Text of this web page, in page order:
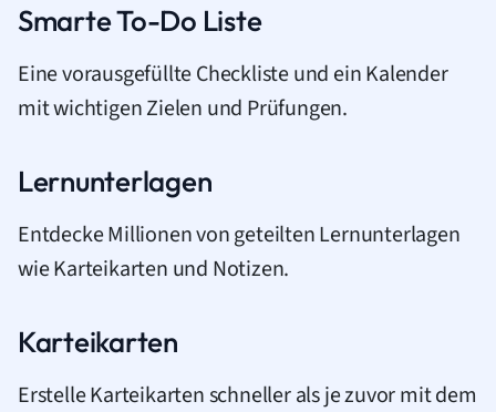
Smarte To-Do Liste
Eine vorausgefüllte Checkliste und ein Kalender
mit wichtigen Zielen und Prüfungen.
Lernunterlagen
Entdecke Millionen von geteilten Lernunterlagen
wie Karteikarten und Notizen.
Karteikarten
Erstelle Karteikarten schneller als je zuvor mit dem